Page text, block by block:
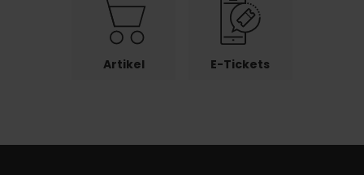
Artikel E-Tickets